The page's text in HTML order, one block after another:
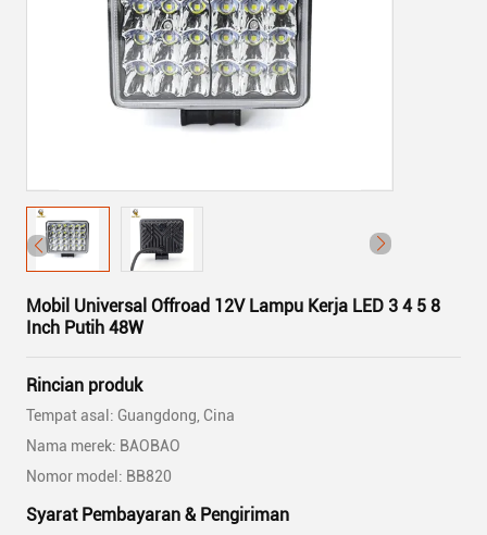
Mobil Universal Offroad 12V Lampu Kerja LED 3 4 5 8
Inch Putih 48W
Rincian produk
Tempat asal: Guangdong, Cina
Nama merek: BAOBAO
Nomor model: BB820
Syarat Pembayaran & Pengiriman